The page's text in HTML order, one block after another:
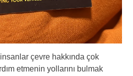
çevre hakkında çok
etmenin yollarını bulmak